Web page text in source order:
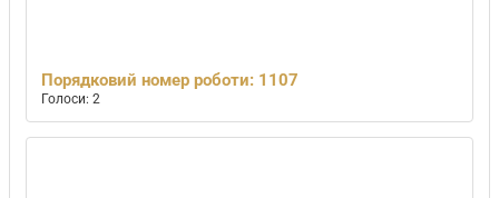
Порядковий номер роботи: 1107
Голоси: 2